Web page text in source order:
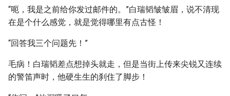
“呃，我是之前给你发过邮件的。”白瑞韬皱皱眉，说不清现
在是个什么感觉，就是觉得哪里有点古怪！
“回答我三个问题先！”
毛病！白瑞韬差点想掉头就走，但是当街上传来尖锐又连续
的警笛声时，他硬生生的刹住了脚步！